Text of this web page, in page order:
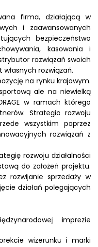
firma, działającą w
i zaawansowanych
bezpieczeństwo
kasowania i
rozwiązań swoich
rozwiązań.
na rynku krajowym.
ale na niewielką
w ramach którego
Strategia rozwoju
wszystkim poprzez
rozwiązań z
rozwoju działalności
do założeń projektu.
rozwijanie sprzedaży w
działań polegających
imprezie
wizerunku i marki